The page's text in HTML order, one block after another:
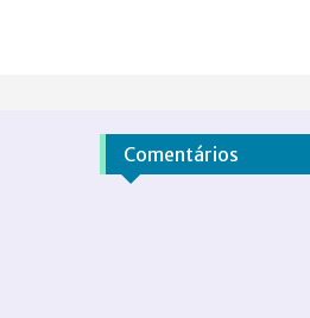
Comentários